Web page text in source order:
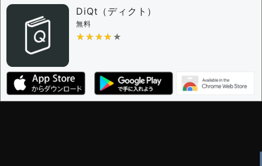
DiQt（ディクト）
無料
★★★★★
★★★★★